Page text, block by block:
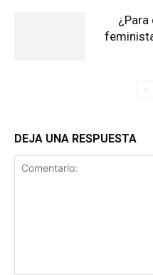
¿Para
DEJA UNA RESPUESTA